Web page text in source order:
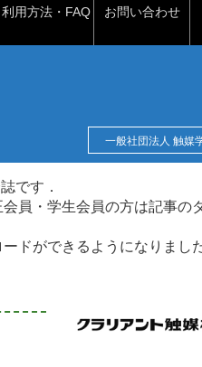
利用方法・FAQ お問い合わせ
一般社団法人 触媒
です．
員・学生会員の方は記事の
ドができるようになりまし